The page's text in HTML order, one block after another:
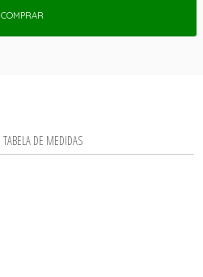
COMPRAR
TABELA DE MEDIDAS